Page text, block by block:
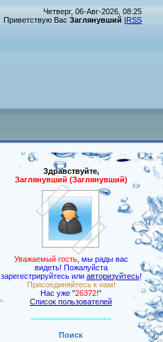
Четверг, 06-Авг-2026, 08:25
Приветствую Вас Заглянувший |RSS
Здравствуйте,
Заглянувший (Заглянувший)
Уважаемый гость, мы рады вас
видеть! Пожалуйста
зарегестрируйтесь или авторизуйтесь!
Присоединяйтесь к нам!
Нас уже "26372!"
Список пользователей
===================
Поиск